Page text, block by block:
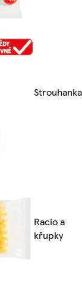
Strouhanka
Racio a
křupky